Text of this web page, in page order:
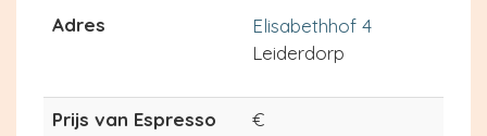
Adres
Elisabethhof 4
Leiderdorp
Prijs van Espresso
€